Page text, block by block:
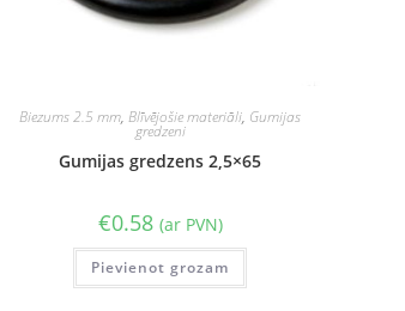
Biezums 2.5 mm,Blīvējošie materiāli, Gumijas
gredzeni
Gumijas gredzens 2,5×65
€0.58 (ar PVN)
Pievienot grozam